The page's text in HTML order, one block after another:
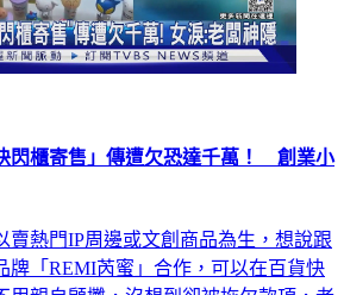
閃櫃寄售」傳遭欠恐達千萬！ 創業小
賣熱門IP周邊或文創商品為生，想說跟
牌「REMI芮蜜」合作，可以在百貨快